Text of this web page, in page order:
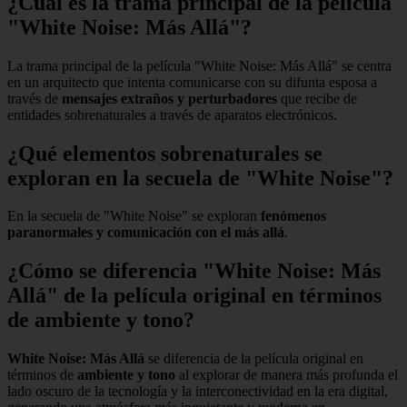
"White Noise: Más Allá"?
La trama principal de la película "White Noise: Más Allá" se centra
en un arquitecto que intenta comunicarse con su difunta esposa a
través de mensajes extraños y perturbadores que recibe de
entidades sobrenaturales a través de aparatos electrónicos.
¿Qué elementos sobrenaturales se
exploran en la secuela de "White Noise"?
En la secuela de "White Noise" se exploran fenómenos
paranormales y comunicación con el más allá.
¿Cómo se diferencia "White Noise: Más
Allá" de la película original en términos
de ambiente y tono?
White Noise: Más Allá se diferencia de la película original en
términos de ambiente y tono al explorar de manera más profunda el
lado oscuro de la tecnología y la interconectividad en la era digital,